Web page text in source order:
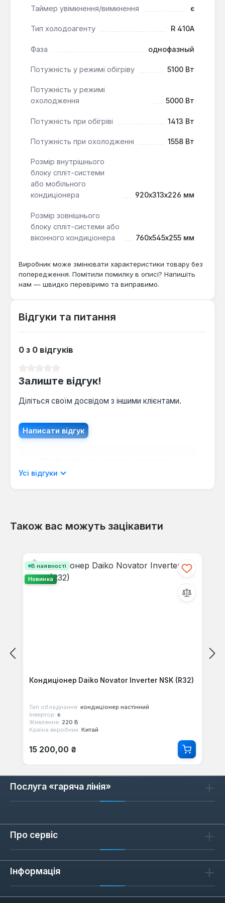
експлуатації.
таймер дозволяє точно налаштовувати час
споживання енергії.
універсальним рішенням для квартир, приватних
будинків та офісних приміщень, де важливі не
висока якість повітря, надійність та зручність
управління. Він забезпечує стабільний комфорт
Таймер увімкнення/вимкнення є
Тип холодоагенту R 410A
Фаза однофазный
Потужність у режимі обігріву 5100 Вт
Потужність у режимі
охолодження
5000 Вт
Потужність при обігріві 1413 Вт
Потужність при охолодженні 1558 Вт
Розмір внутрішнього
блоку спліт-системи
або мобільного
кондиціонера
920x313x226 мм
Розмір зовнішнього
блоку спліт-системи або
віконного кондиціонера
760x545x255 мм
Виробник може змінювати характеристики товару без
попередження. Помітили помилку в описі? Напишіть
нам — швидко перевіримо та виправимо.
Відгуки та питання
0 з 0 відгуків
Залиште відгук!
Діліться своїм досвідом з іншими клієнтами.
Написати відгук
мовою.
Відгуків не знайдено. Поділіться
Усі відгуки
Також вас можуть зацікавити
В наявності
Новинка
Кондиціонер Daiko Novator Inverter NSK (R32)
Тип обладнання: кондиціонер настінний
Інвертор: є
Живлення: 220 В
Країна виробник: Китай
Звичайна ціна:
15 200,00 ₴
Послуга «гаряча лінія»
Про сервіс
Інформація